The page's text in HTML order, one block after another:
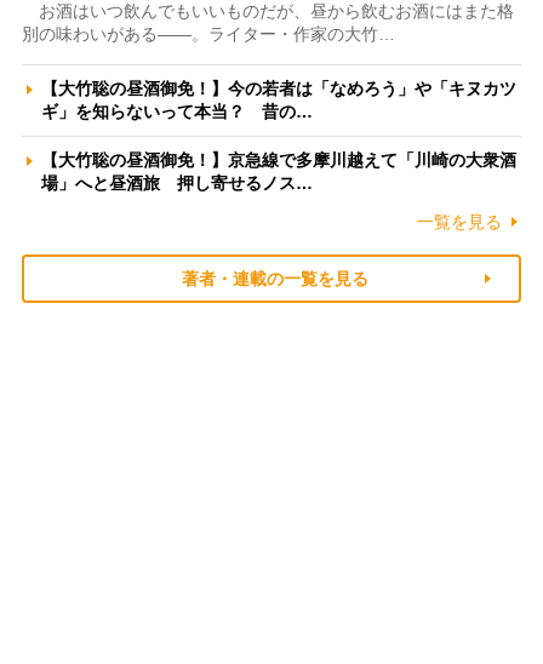
お酒はいつ飲んでもいいものだが、昼から飲むお酒にはまた格
別の味わいがある――。ライター・作家の大竹…
【大竹聡の昼酒御免！】今の若者は「なめろう」や「キヌカツ
ギ」を知らないって本当？ 昔の…
【大竹聡の昼酒御免！】京急線で多摩川越えて「川崎の大衆酒
場」へと昼酒旅 押し寄せるノス…
一覧を見る
著者・連載の一覧を見る